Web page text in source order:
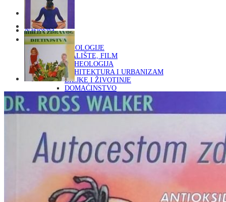
Naslovna
KNJIGE
OD ARHEOLOGIJE
DO KAZALIŠTE, FILM
ARHEOLOGIJA
ARHITEKTURA I URBANIZAM
BILJKE I ŽIVOTINJE
DOMAĆINSTVO
ENCIKLOPEDIJE I LEKSIKONI
ETNOLOGIJA
FILOZOFIJA, SOCIOLOGIJA, ANTROPOLOGIJA
KAZALIŠTE, FILM
OD KNJIŽEVNOST
DO RELIGIJA
KNJIŽEVNOST
LIKOVNA UMJETNOST
LJEKOVITO BILJE I ZDRAVLJE
MITOLOGIJA
POVIJEST I PUBLICISTIKA